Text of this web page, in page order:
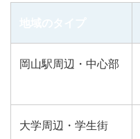
岡山駅周辺・中心部
大学周辺・学生街